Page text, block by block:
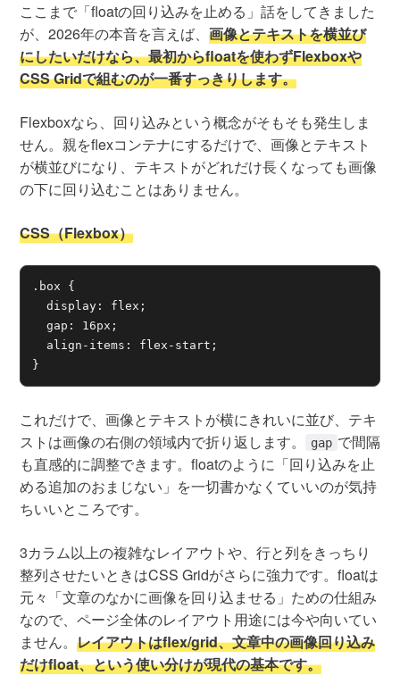
ここまで「floatの回り込みを止める」話をしてきました
が、2026年の本音を言えば、画像とテキストを横並び
にしたいだけなら、最初からfloatを使わずFlexboxや
CSS Gridで組むのが一番すっきりします。
Flexboxなら、回り込みという概念がそもそも発生しま
せん。親をflexコンテナにするだけで、画像とテキスト
が横並びになり、テキストがどれだけ長くなっても画像
の下に回り込むことはありません。
CSS（Flexbox）
.box {
  display: flex;
  gap: 16px;
  align-items: flex-start;
}
これだけで、画像とテキストが横にきれいに並び、テキ
ストは画像の右側の領域内で折り返します。
gap で間隔
も直感的に調整できます。floatのように「回り込みを止
める追加のおまじない」を一切書かなくていいのが気持
ちいいところです。
3カラム以上の複雑なレイアウトや、行と列をきっちり
整列させたいときはCSS Gridがさらに強力です。floatは
元々「文章のなかに画像を回り込ませる」ための仕組み
なので、ページ全体のレイアウト用途には今や向いてい
ません。レイアウトはflex/grid、文章中の画像回り込み
だけfloat、という使い分けが現代の基本です。